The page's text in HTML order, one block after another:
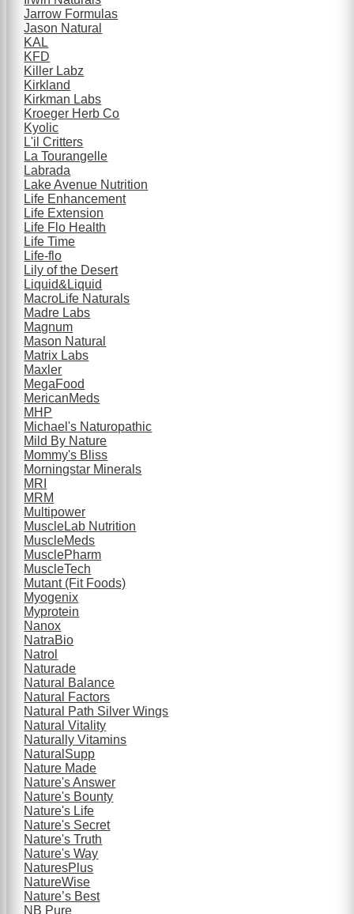
Jarrow Formulas
Jason Natural
KAL
KFD
Killer Labz
Kirkland
Kirkman Labs
Kroeger Herb Co
Kyolic
L'il Critters
La Tourangelle
Labrada
Lake Avenue Nutrition
Life Enhancement
Life Extension
Life Flo Health
Life Time
Life-flo
Lily of the Desert
Liquid&Liquid
MacroLife Naturals
Madre Labs
Magnum
Mason Natural
Matrix Labs
Maxler
MegaFood
MericanMeds
MHP
Michael's Naturopathic
Mild By Nature
Mommy's Bliss
Morningstar Minerals
MRI
MRM
Multipower
MuscleLab Nutrition
MuscleMeds
MusclePharm
MuscleTech
Mutant (Fit Foods)
Myogenix
Myprotein
Nanox
NatraBio
Natrol
Naturade
Natural Balance
Natural Factors
Natural Path Silver Wings
Natural Vitality
Naturally Vitamins
NaturalSupp
Nature Made
Nature's Answer
Nature's Bounty
Nature's Life
Nature's Secret
Nature's Truth
Nature's Way
NaturesPlus
NatureWise
Nature’s Best
NB Pure